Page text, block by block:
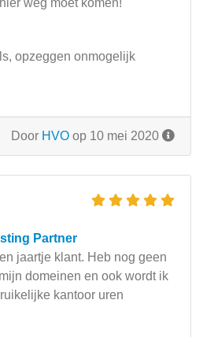
weg moet komen!
opzeggen onmogelijk
Door HVO op 10 mei 2020
Partner
jaartje klant. Heb nog geen
domeinen en ook wordt ik
kantoor uren